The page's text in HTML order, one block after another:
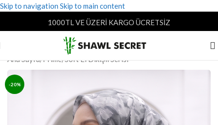
Skip to navigation Skip to main content
1000TL VE ÜZERİ KARGO ÜCRETSİZ
Ana Sayfa/Prime/Soft El Dikişli Serisi
-20%